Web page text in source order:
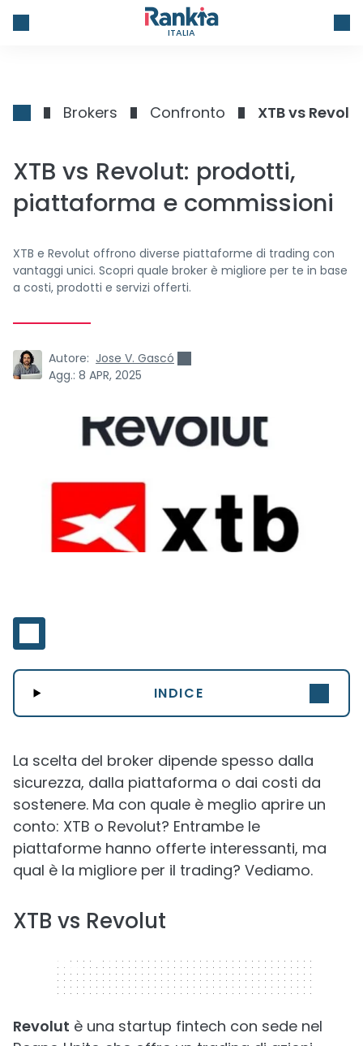
ITALIA
Brokers Confronto XTB vs
XTB vs Revolut: prodotti,
piattaforma e commissioni
XTB e Revolut offrono diverse piattaforme di trading con
vantaggi unici. Scopri quale broker è migliore per te in base
a costi, prodotti e servizi offerti.
Autore: Jose V. Gascó
Agg.: 8 APR, 2025
INDICE
La scelta del broker dipende spesso dalla
sicurezza, dalla piattaforma o dai costi da
sostenere. Ma con quale è meglio aprire un
conto: XTB o Revolut? Entrambe le
piattaforme hanno offerte interessanti, ma
qual è la migliore per il trading? Vediamo.
XTB vs Revolut
320 x 50
Revolut è una startup fintech con sede nel